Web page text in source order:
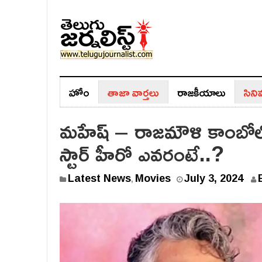
హోం తాజా వార్తలు రాజ‌కీయాలు
మహేష్ – రాజమౌళి కాంబోలో
స్టార్ హీరో ఎవరంటే..?
Latest News, Movies July 3, 2024